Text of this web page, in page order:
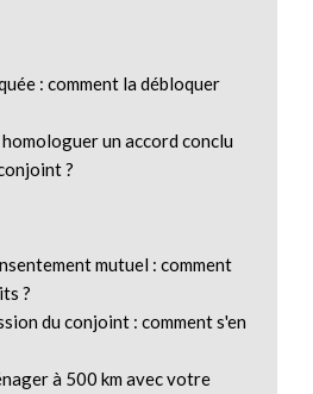
: comment la débloquer
un accord conclu
?
mutuel : comment
?
du conjoint : comment s'en
à 500 km avec votre